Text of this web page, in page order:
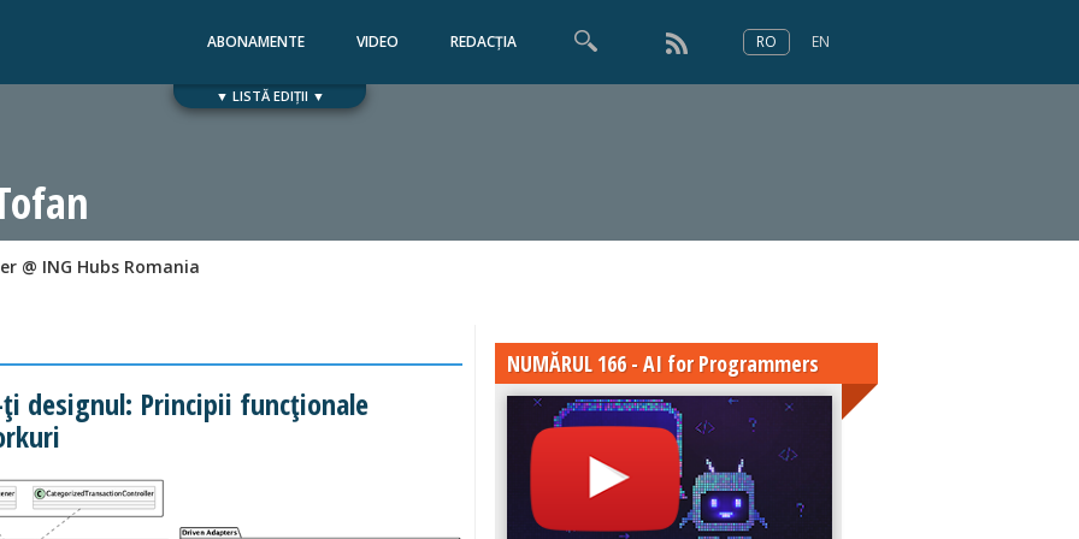
ABONAMENTE VIDEO REDACȚIA RO EN
▼ LISTĂ EDIȚII ▼
@ ING Hubs Romania
ți designul: Principii funcționale
NUMĂRUL 166 - AI for Programmers